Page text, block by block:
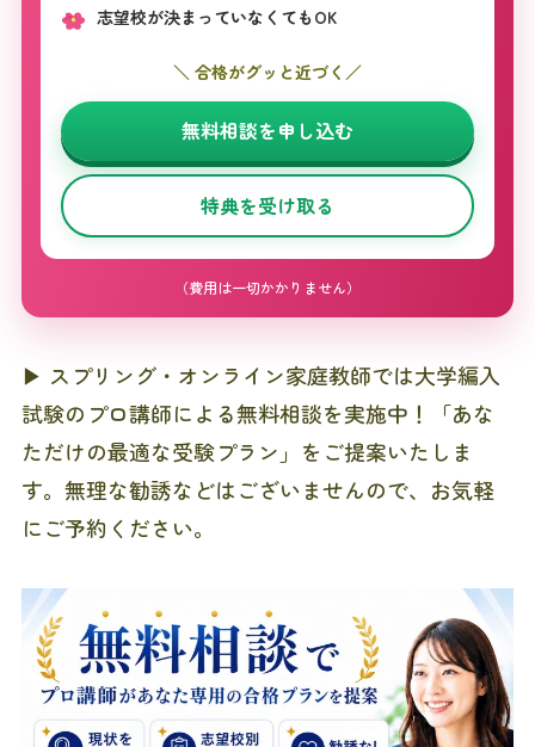
志望校が決まっていなくてもOK
＼ 合格がグッと近づく／
無料相談を申し込む
特典を受け取る
（費用は一切かかりません）
▶ スプリング・オンライン家庭教師では大学編入
試験のプロ講師による無料相談を実施中！「あな
ただけの最適な受験プラン」をご提案いたしま
す。無理な勧誘などはございませんので、お気軽
にご予約ください。